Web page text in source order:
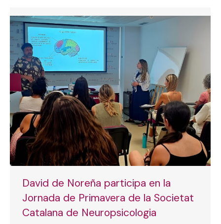
David de Noreña participa en la
Jornada de Primavera de la Societat
Catalana de Neuropsicologia